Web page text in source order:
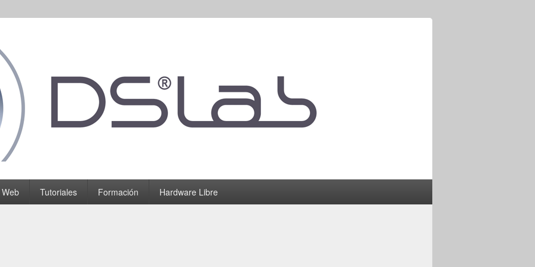
Tutoriales Formación Hardware Libre